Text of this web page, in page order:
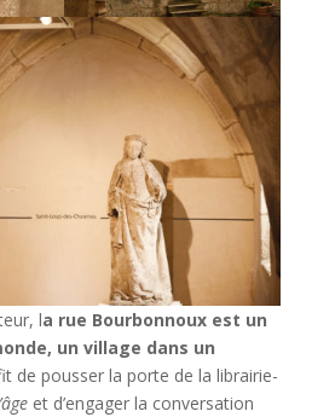
la rue Bourbonnoux est un
un village dans un
de pousser la porte de la librairie-
et d’engager la conversation